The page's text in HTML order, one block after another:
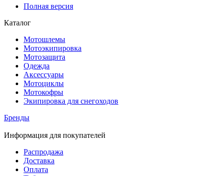
Полная версия
Каталог
Мотошлемы
Мотоэкипировка
Мотозащита
Одежда
Аксессуары
Мотоциклы
Мотокофры
Экипировка для снегоходов
Бренды
Информация для покупателей
Распродажа
Доставка
Оплата